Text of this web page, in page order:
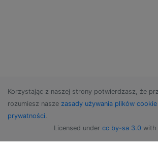
Korzystając z naszej strony potwierdzasz, że
rozumiesz nasze zasady używania plików cookie
prywatności.
Licensed under cc by-sa 3.0 with